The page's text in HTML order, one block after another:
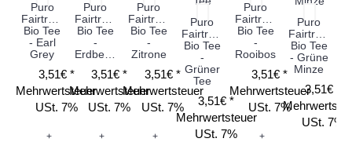
Puro
Fairtrade
Bio Tee
- Earl
Grey
3,51€ *
Mehrwertsteuer
USt. 7%
+
Puro
Fairtrade
Bio Tee
-
Erdbeere
3,51€ *
Mehrwertsteuer
USt. 7%
+
Puro
Fairtrade
Bio Tee
-
Zitrone
3,51€ *
Mehrwertsteuer
USt. 7%
+
Puro
Fairtrade
Bio Tee
-
Grüner
Tee
3,51€ *
Mehrwertsteuer
USt. 7%
Puro
Fairtrade
Bio Tee
-
Rooibos
3,51€ *
Mehrwertsteuer
USt. 7%
+
Puro
Fairtrade
Bio Tee
- Grüne
Minze
3,51€ *
USt. 7%